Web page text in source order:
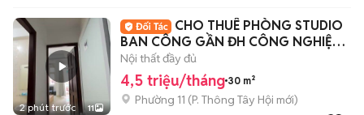
2 phút trước 11
CHO THUÊ PHÒNG STUDIO
BAN CÔNG GẦN ĐH CÔNG NGHIỆP -
CVPM QUANG TRUNG
Nội thất đầy đủ
4,5 triệu/tháng 30 m²
Phường 11 (P. Thông Tây Hội mới)